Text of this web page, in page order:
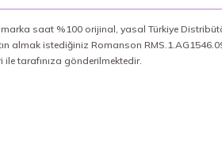
saat %100 orijinal, yasal Türkiye
almak istediğiniz Romanson
tarafınıza gönderilmektedir.